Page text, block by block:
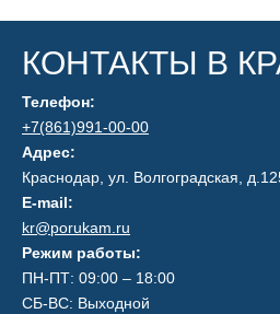
КОНТАКТЫ В
Телефон:
+7(861)991-00-00
Адрес:
Краснодар, ул. Волгоградская,
E-mail:
kr@porukam.ru
Режим работы:
ПН-ПТ: 09:00 – 18:00
СБ-ВС: Выходной